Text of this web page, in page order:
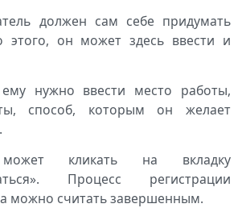
должен сам себе придумать
этого, он может здесь ввести и
нужно ввести место работы,
способ, которым он желает
кликать на вкладку
Процесс регистрации
можно считать завершенным.